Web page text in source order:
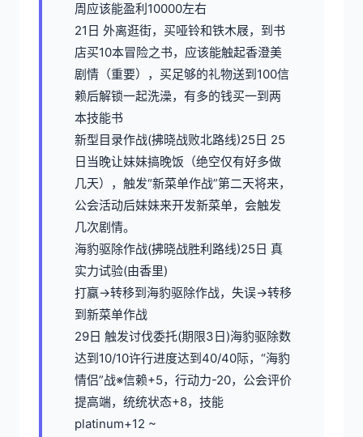
周应该能盈利10000左右
21日 外离逛街，买哑铃和铁木屐，到书
店买10本冒险之书，应该能触起香澄美
剧情（重要），买足够的礼物送到100信
赖后解锁一起洗澡，有多的钱买一到两
本技能书
新型目录作战(拂晓战败北路线)25日 25
日当晚让妹妹搞晚饭（绝空仅有好多做
几天），触发“新菜单作战”第二天将来，
公会活动后妹妹来开发新菜单，会触发
几次剧情。
海豹驱除作战(拂晓战胜利路线)25日 真
实力试验(由香里)
打赢→转移到海豹驱除作战，失误→转移
到新菜单作战
29日 触发讨伐委托(期限3日)海豹驱除数
达到10/10许行进度达到40/40际，“海豹
情侣”战※信赖+5，行动力-20，公会评价
提高端，统统状态+8，技能
platinum+12 ~